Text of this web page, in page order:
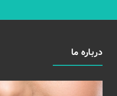
درباره ما